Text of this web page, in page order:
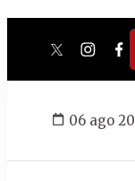
twitter
06 ago